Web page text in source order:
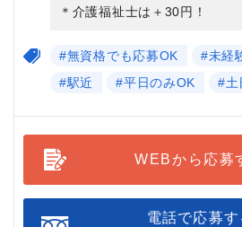
＊介護福祉士は＋30円！
#無資格でも応募OK
#未経
#駅近
#平日のみOK #土
WEBから応募
電話で応募す